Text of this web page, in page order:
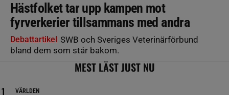
Hästfolket tar upp kampen mot
fyrverkerier tillsammans med andra
Debattartikel SWB och Sveriges Veterinärförbund
bland dem som står bakom.
MEST LÄST JUST NU
VÄRLDEN